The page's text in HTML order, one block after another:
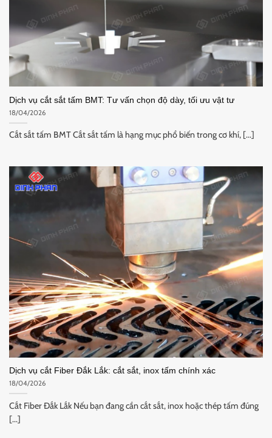
Dịch vụ cắt sắt tấm BMT: Tư vấn chọn độ dày, tối ưu vật tư
18/04/2026
Cắt sắt tấm BMT Cắt sắt tấm là hạng mục phổ biến trong cơ khí, [...]
Dịch vụ cắt Fiber Đắk Lắk: cắt sắt, inox tấm chính xác
18/04/2026
Cắt Fiber Đắk Lắk Nếu bạn đang cần cắt sắt, inox hoặc thép tấm đúng
[...]